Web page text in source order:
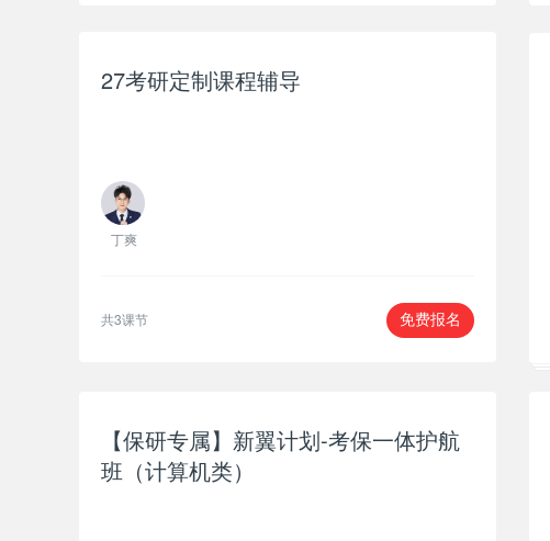
27考研定制课程辅导
丁爽
共3课节 免费报名
【保研专属】新翼计划-考保一体护航
班（计算机类）